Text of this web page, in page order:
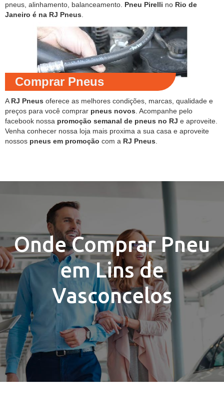
pneus, alinhamento, balanceamento. Pneu Pirelli no Rio de
Janeiro é na RJ Pneus
Comprar Pneus
A RJ Pneus oferece as melhores condições, marcas, qualidade e
preços para você comprar pneus novos . Acompanhe pelo
facebook nossa promoção semanal de pneus no RJ e aproveite.
Venha conhecer nossa loja mais proxima a sua casa e aproveite
nossos pneus em promoção com a RJ Pneus
Onde Comprar Pneu
em Lins de
Vasconcelos